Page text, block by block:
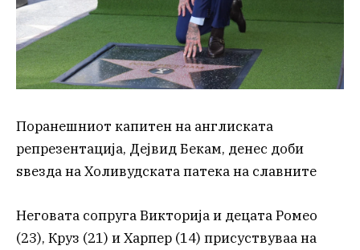
Поранешниот капитен на англиската
репрезентација, Дејвид Бекам, денес доби
ѕвезда на Холивудската патека на славните
Неговата сопруга Викторија и децата Ромео
(23), Круз (21) и Харпер (14) присуствуваа на